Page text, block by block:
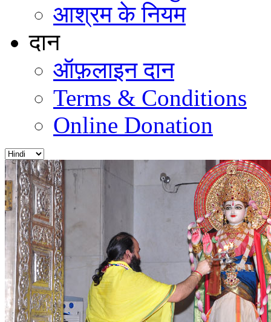
आश्रम के नियम
दान
ऑफ़लाइन दान
Terms & Conditions
Online Donation